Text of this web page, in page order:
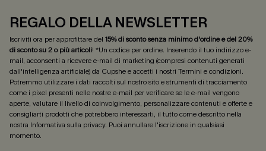
REGALO DELLA NEWSLETTER
Iscriviti ora per approfittare del 15% di sconto senza minimo d'ordine e del 20%
di sconto su 2 o più articoli! *Un codice per ordine. Inserendo il tuo indirizzo e-
mail, acconsenti a ricevere e-mail di marketing (compresi contenuti generati
dall'intelligenza artificiale) da Cupshe e accetti i nostri Termini e condizioni.
Potremmo utilizzare i dati raccolti sul nostro sito e strumenti di tracciamento
come i pixel presenti nelle nostre e-mail per verificare se le e-mail vengono
aperte, valutare il livello di coinvolgimento, personalizzare contenuti e offerte e
consigliarti prodotti che potrebbero interessarti, il tutto come descritto nella
nostra Informativa sulla privacy. Puoi annullare l'iscrizione in qualsiasi
momento.